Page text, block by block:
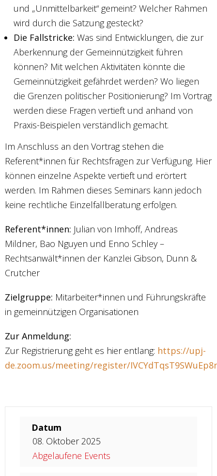
und „Unmittelbarkeit“ gemeint? Welcher Rahmen
wird durch die Satzung gesteckt?
Die Fallstricke: Was sind Entwicklungen, die zur
Aberkennung der Gemeinnützigkeit führen
können? Mit welchen Aktivitäten könnte die
Gemeinnützigkeit gefährdet werden? Wo liegen
die Grenzen politischer Positionierung? Im Vortrag
werden diese Fragen vertieft und anhand von
Praxis-Beispielen verständlich gemacht.
Im Anschluss an den Vortrag stehen die
Referent*innen für Rechtsfragen zur Verfügung. Hier
können einzelne Aspekte vertieft und erörtert
werden. Im Rahmen dieses Seminars kann jedoch
keine rechtliche Einzelfallberatung erfolgen.
Referent*innen: Julian von Imhoff, Andreas
Mildner, Bao Nguyen und Enno Schley –
Rechtsanwält*innen der Kanzlei Gibson, Dunn &
Crutcher
Zielgruppe: Mitarbeiter*innen und Führungskräfte
in gemeinnützigen Organisationen
Zur Anmeldung:
Zur Registrierung geht es hier entlang: https://upj-
de.zoom.us/meeting/register/
Datum
08. Oktober 2025
Abgelaufene Events